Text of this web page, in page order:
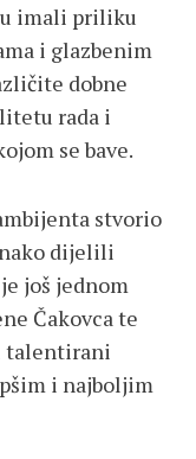
imali priliku
i glazbenim
dobne
rada i
se bave.
stvorio
dijelili
još jednom
Čakovca te
talentirani
i najboljim